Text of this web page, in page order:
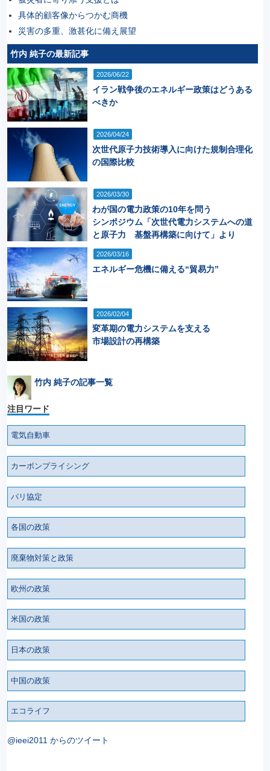
具体的顧客像からつかむ商機
災害の多重、激甚化に備え展望
竹内 純子の最新記事
2026/06/22
イラン戦争後のエネルギー政策はどうある
べきか
2026/04/24
次世代原子力技術導入に向けた規制合理化
の国際比較
2026/03/30
わが国の電力政策の10年を問う
シンポジウム「次世代電力システムへの道
と原子力 基盤再構築に向けて」より
2026/03/16
エネルギー危機に備える“貿易力”
2026/02/04
変革期の電力システムを支える
市場設計の再構築
竹内 純子の記事一覧
注目ワード
電気自動車
カーボンプライシング
パリ協定
各国の政策
廃棄物対策と政策
欧州の政策
米国の政策
日本の政策
中国の政策
エコライフ
@ieei2011 からのツイート